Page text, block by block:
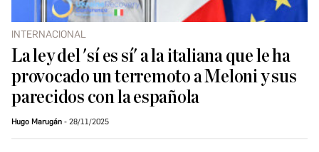
INTERNACIONAL
La ley del 'sí es sí' a la italiana que le ha
provocado un terremoto a Meloni y sus
parecidos con la española
Hugo Marugán 28/11/2025